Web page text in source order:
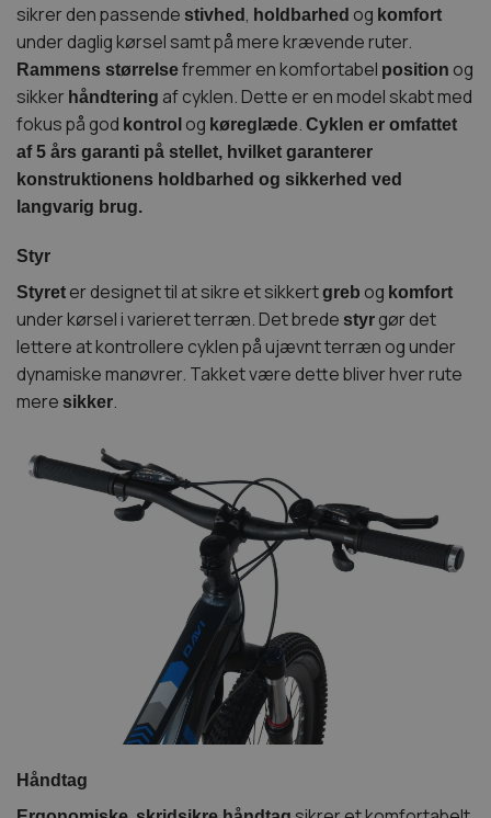
sikrer den passende stivhed , holdbarhed og komfort
under daglig kørsel samt på mere krævende ruter.
Rammens størrelsefremmer en komfortabel position og
sikker håndtering af cyklen. Dette er en model skabt med
fokus på god kontrol og køreglæde. Cyklen er omfattet
af 5 års garanti på stellet, hvilket garanterer
konstruktionens holdbarhed og sikkerhed ved
langvarig brug.
Styr
Styret er designet til at sikre et sikkertgreb og komfort
under kørsel i varieret terræn. Det brede styr gør det
lettere at kontrollere cyklen på ujævnt terræn og under
dynamiske manøvrer. Takket være dette bliver hver rute
mere sikker.
Håndtag